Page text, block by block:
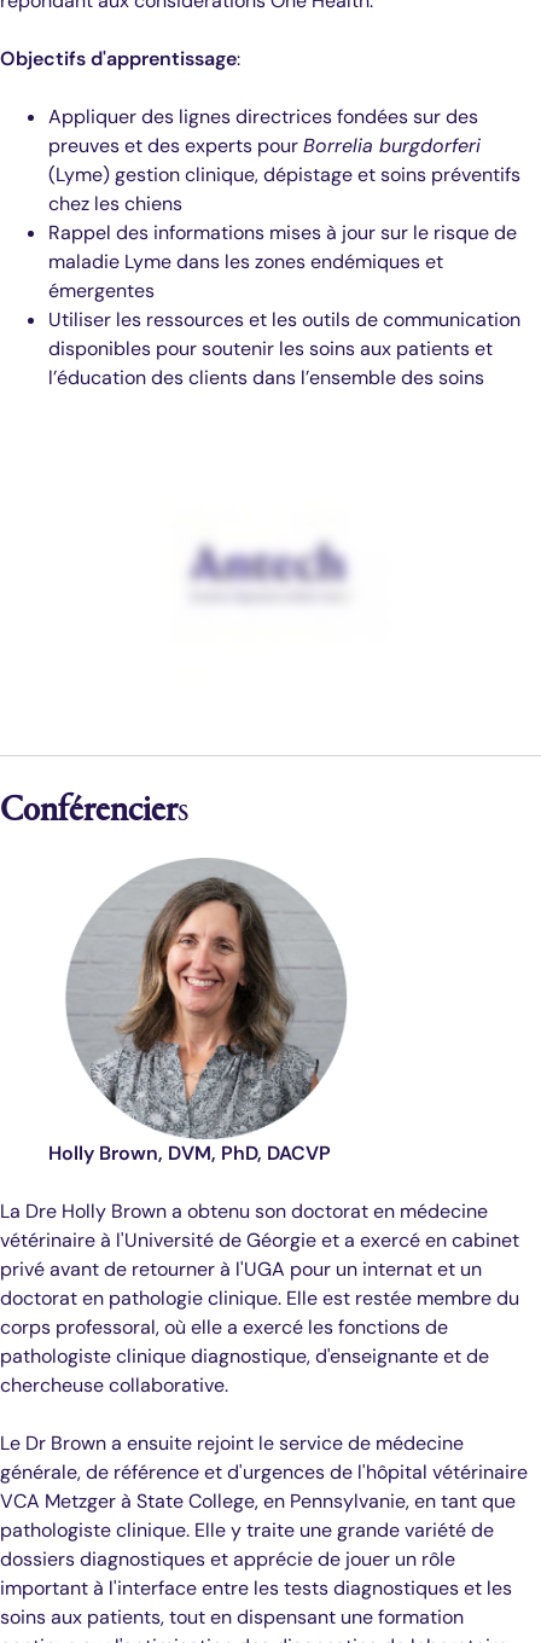
Objectifs d'apprentissage:
Appliquer des lignes directrices fondées sur des
preuves et des experts pourBorrelia burgdorferi
(Lyme) gestion clinique, dépistage et soins préventifs
chez les chiens
Rappel des informations mises à jour sur le risque de
maladie Lyme dans les zones endémiques et
émergentes
Utiliser les ressources et les outils de communication
disponibles pour soutenir les soins aux patients et
l’éducation des clients dans l’ensemble des soins
Conférenciers
Holly Brown, DVM, PhD, DACVP
La Dre Holly Brown a obtenu son doctorat en médecine
vétérinaire à l'Université de Géorgie et a exercé en cabinet
privé avant de retourner à l'UGA pour un internat et un
doctorat en pathologie clinique. Elle est restée membre du
corps professoral, où elle a exercé les fonctions de
pathologiste clinique diagnostique, d'enseignante et de
chercheuse collaborative.
Le Dr Brown a ensuite rejoint le service de médecine
générale, de référence et d'urgences de l'hôpital vétérinaire
VCA Metzger à State College, en Pennsylvanie, en tant que
pathologiste clinique. Elle y traite une grande variété de
dossiers diagnostiques et apprécie de jouer un rôle
important à l'interface entre les tests diagnostiques et les
soins aux patients, tout en dispensant une formation